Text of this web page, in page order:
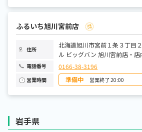
日曜日 10:00
月曜日
水曜日
木曜日
金曜日
土曜日 10:00
ふるいち旭川宮前店
住所
北海道旭川市宮前１条３丁目
ル ビッグバン 旭川宮前店・店
電話番号 0166-38-3196
営業時間 準備中 営業終了 20:00
日曜日 10:00
岩手県